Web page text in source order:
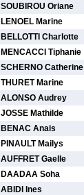
SOUBIROU Oriane
LENOEL Marine
BELLOTTI Charlotte
MENCACCI Tiphanie
SCHERNO Catherine
THURET Marine
ALONSO Audrey
JOSSE Mathilde
BENAC Anais
PINAULT Mailys
AUFFRET Gaelle
DAADAA Soha
ABIDI Ines